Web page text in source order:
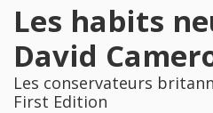
Les habits
David
Les conservateurs
First Edition